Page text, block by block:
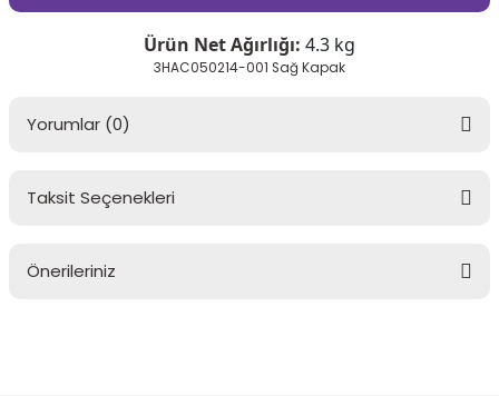
Ürün Net Ağırlığı: 4.3 kg
3HAC050214-001 Sağ Kapak
Yorumlar (0)
Taksit Seçenekleri
Önerileriniz